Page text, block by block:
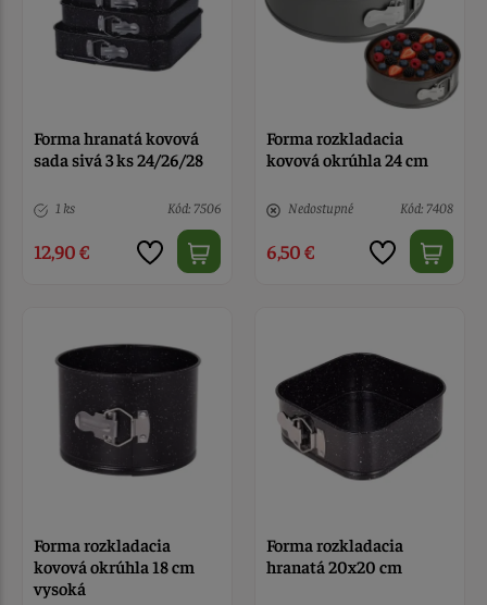
Forma hranatá kovová
sada sivá 3 ks 24/26/28
1 ks Kód: 7506
12,90 €
Forma rozkladacia
kovová okrúhla 24 cm
Nedostupné Kód: 7408
6,50 €
Forma rozkladacia
kovová okrúhla 18 cm
vysoká
Forma rozkladacia
hranatá 20x20 cm